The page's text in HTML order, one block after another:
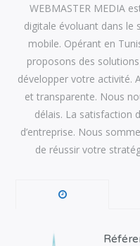
WEBMASTER MEDIA
digitale évoluant dans le
mobile. Opérant en
proposons des
développer votre activité.
et transparente. Nous
délais. La satisfaction
d’entreprise. Nous
de réussir votre